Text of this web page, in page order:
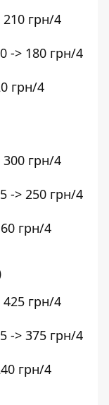
210 грн/4
-> 180 грн/4
грн/4
300 грн/4
-> 250 грн/4
грн/4
425 грн/4
-> 375 грн/4
грн/4